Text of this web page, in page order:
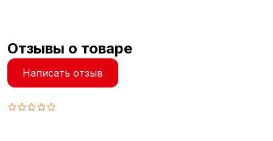
Отзывы о товаре
Написать отзыв